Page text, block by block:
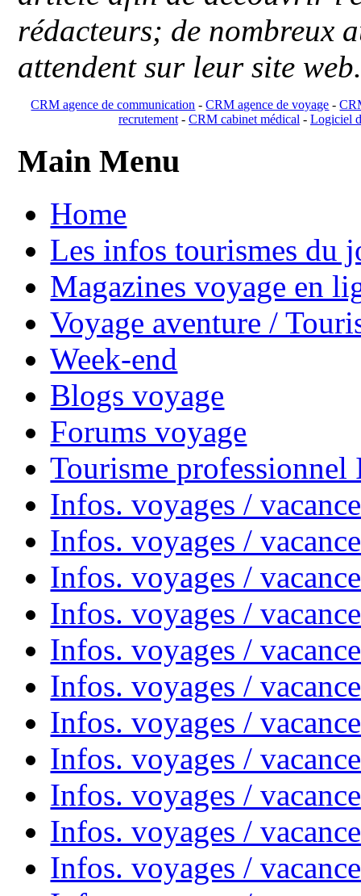
rédacteurs; de nombreux
attendent sur leur site
CRM agence de communication -CRM agence de voyage -
recrutement- CRM cabinet médical- Logiciel
Main Menu
Home
Les infos tourismes du
Magazines voyage en
Voyage aventure /
Week-end
Blogs voyage
Forums voyage
Tourisme
Infos. voyages /
Infos. voyages /
Infos. voyages /
Infos. voyages /
Infos. voyages /
Infos. voyages /
Infos. voyages /
Infos. voyages /
Infos. voyages /
Infos. voyages /
Infos. voyages /